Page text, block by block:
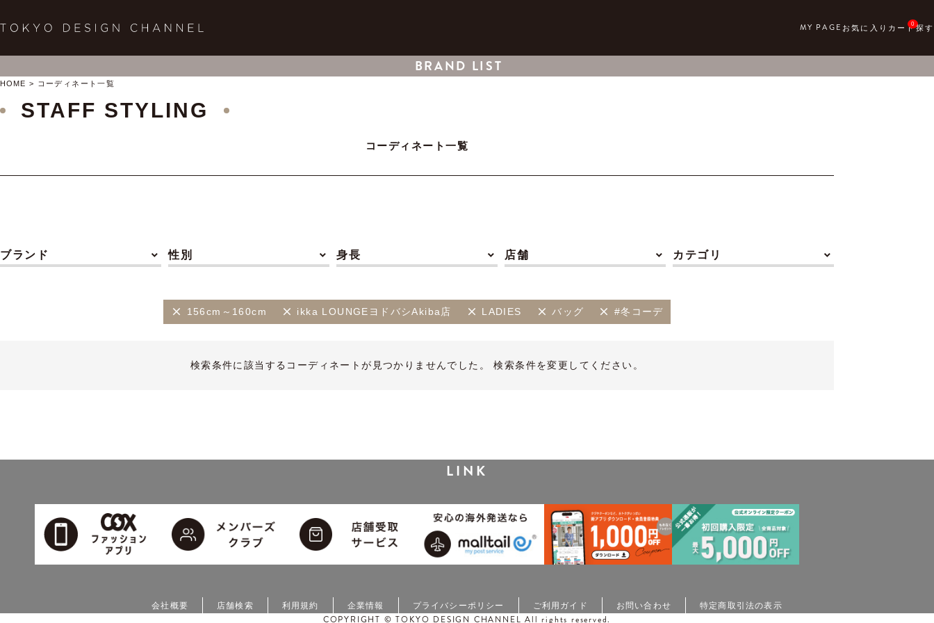
0
BRAND LIST
HOME コーディネート一覧
STAFF STYLING
コーディネート一覧
ブランド 性別 身長 店舗 カテゴリ
156cm～160cm ikka LOUNGEヨドバシAkiba店 LADIES バッグ #冬コーデ
検索条件に該当するコーディネートが見つかりませんでした。 検索条件を変更してください。
LINK
会社概要 店舗検索 利用規約 企業情報 プライバシーポリシー ご利用ガイド お問い合わせ 特定商取引法の表示
COPYRIGHT © TOKYO DESIGN CHANNEL All rights reserved.